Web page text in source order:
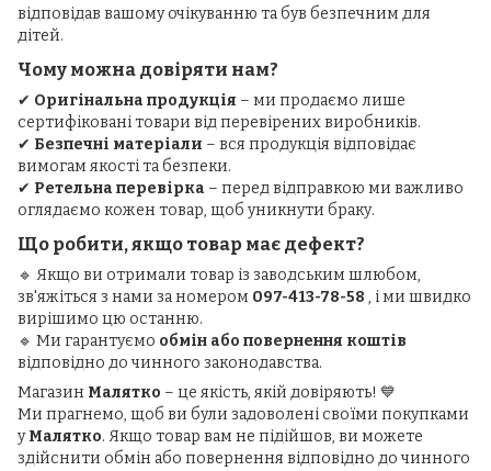
відповідав вашому очікуванню та був безпечним для
дітей.
Чому можна довіряти нам?
✔ Оригінальна продукція – ми продаємо лише
сертифіковані товари від перевірених виробників.
✔ Безпечні матеріали – вся продукція відповідає
вимогам якості та безпеки.
✔ Ретельна перевірка – перед відправкою ми важливо
оглядаємо кожен товар, щоб уникнути браку.
Що робити, якщо товар має дефект?
🔹 Якщо ви отримали товар із заводським шлюбом,
зв'яжіться з нами за номером 097-413-78-58 , і ми швидко
вирішимо цю останню.
🔹 Ми гарантуємо обмін або повернення коштів
відповідно до чинного законодавства.
Магазин Малятко – це якість, якій довіряють! 💙
Ми прагнемо, щоб ви були задоволені своїми покупками
уМалятко. Якщо товар вам не підійшов, ви можете
здійснити обмін або повернення відповідно до чинного